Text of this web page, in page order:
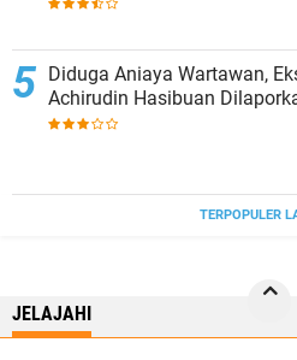
Diduga Aniaya Wartawan,
Achirudin Hasibuan
TERPOPULER
JELAJAHI